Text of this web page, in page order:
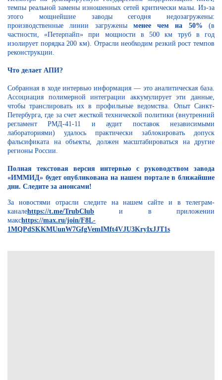
темпы реальной замены изношенных сетей критически малы. Из-за
этого мощнейшие заводы сегодня недозагружены:
производственные линии загружены менее чем на 50%(в
частности, «Петерпайп» при мощности в 500 км труб в год
изолирует порядка 200 км). Отрасли необходим резкий рост темпов
реконструкции.
Что делает АПИ?
Собранная в ходе интервью информация — это аналитическая база.
Ассоциация полимерной интеграции аккумулирует эти данные,
чтобы транслировать их в профильные ведомства. Опыт Санкт-
Петербурга, где за счет жесткой технической политики (внутренний
регламент РМД-41-11 и аудит поставок независимыми
лабораториями) удалось практически заблокировать допуск
фальсификата на объекты, должен масштабироваться на другие
регионы России.
Полная текстовая версия интервью с руководством завода
«ИММИД» будет опубликована на нашем портале в ближайшие
дни. Следите за анонсами!
За новостями отрасли следите на нашем сайте и в телеграм-
каналеhttps://t.me/TrubClub
и в приложении
максhttps://max.ru/join/F8L-
1MQPdSKKMUunW7GfgVemIMft4VJU3KryIxJJT1s